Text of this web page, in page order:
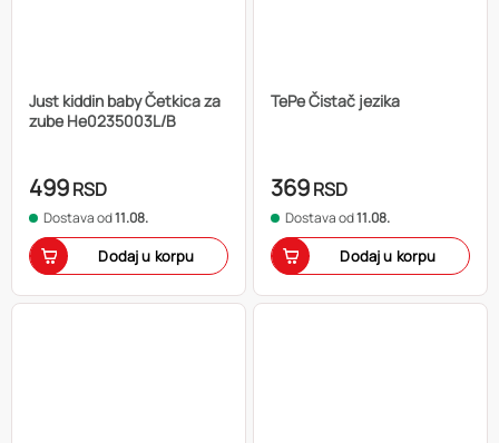
Just kiddin baby Četkica za
zube He0235003L/B
499RSD
Dostava od11.08.
Dodaj u korpu
TePe Čistač jezika
369RSD
Dostava od11.08.
Dodaj u korpu